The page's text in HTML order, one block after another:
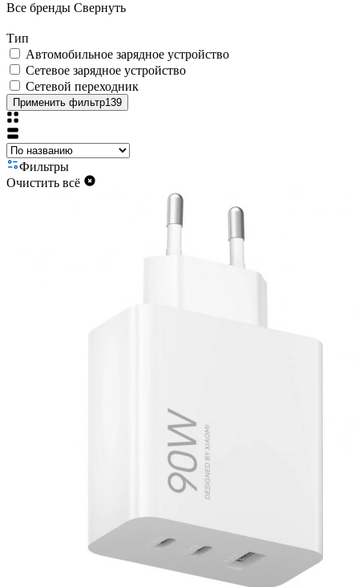
Все бренды Свернуть
Тип
Автомобильное зарядное устройство
Сетевое зарядное устройство
Сетевой переходник
Применить фильтр139
Фильтры
Очистить всё